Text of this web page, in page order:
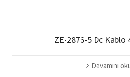
ZE-2876-5 Dc Kablo
Devamını